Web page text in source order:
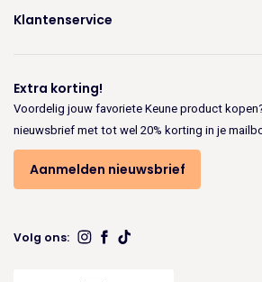
Klantenservice
Extra korting!
Voordelig jouw favoriete Keune product
nieuwsbrief met tot wel 20% korting in je
Aanmelden nieuwsbrief
Volg ons: